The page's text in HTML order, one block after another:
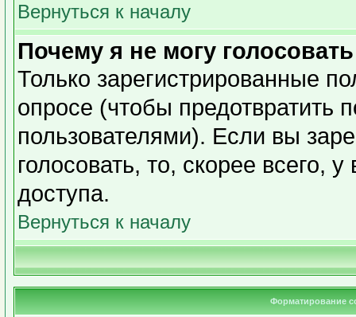
Вернуться к началу
Почему я не могу
Только зарегистрированные
опросе (чтобы предотвратить
пользователями). Если вы
голосовать, то, скорее всего,
доступа.
Вернуться к началу
Форматирование